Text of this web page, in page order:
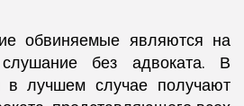
обвиняемые являются на
слушание без адвоката. В
в лучшем случае получают